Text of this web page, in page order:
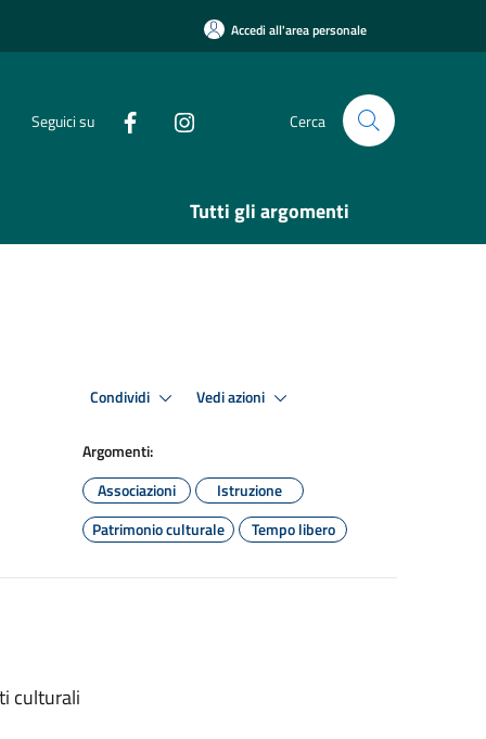
Accedi all'area personale
Seguici su Cerca
Tutti gli argomenti
Condividi Vedi azioni
Argomenti:
Associazioni
Istruzione
Patrimonio culturale
Tempo libero
culturali